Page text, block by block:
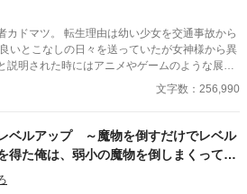
カドマツ。 転生理由は幼い少女を交通事故から
いとこなしの日々を送っていたが女神様から異
説明された時にはアニメやゲームのような展開
た。 例えばモンスターを倒して国を救いヒロイ
。 けれど与えられた【今まで選ばれなかったス
生者でイケメン王子のレイニーに出迎えられ歓
スキル：水】を使う最強で理想的な異世界転生
なろう様にも掲載してい
文字数：256,990
ベルアップ ～魔物を倒すだけでレベル
得た俺は、弱小の魔物を倒しまくって異
作る事にしました～